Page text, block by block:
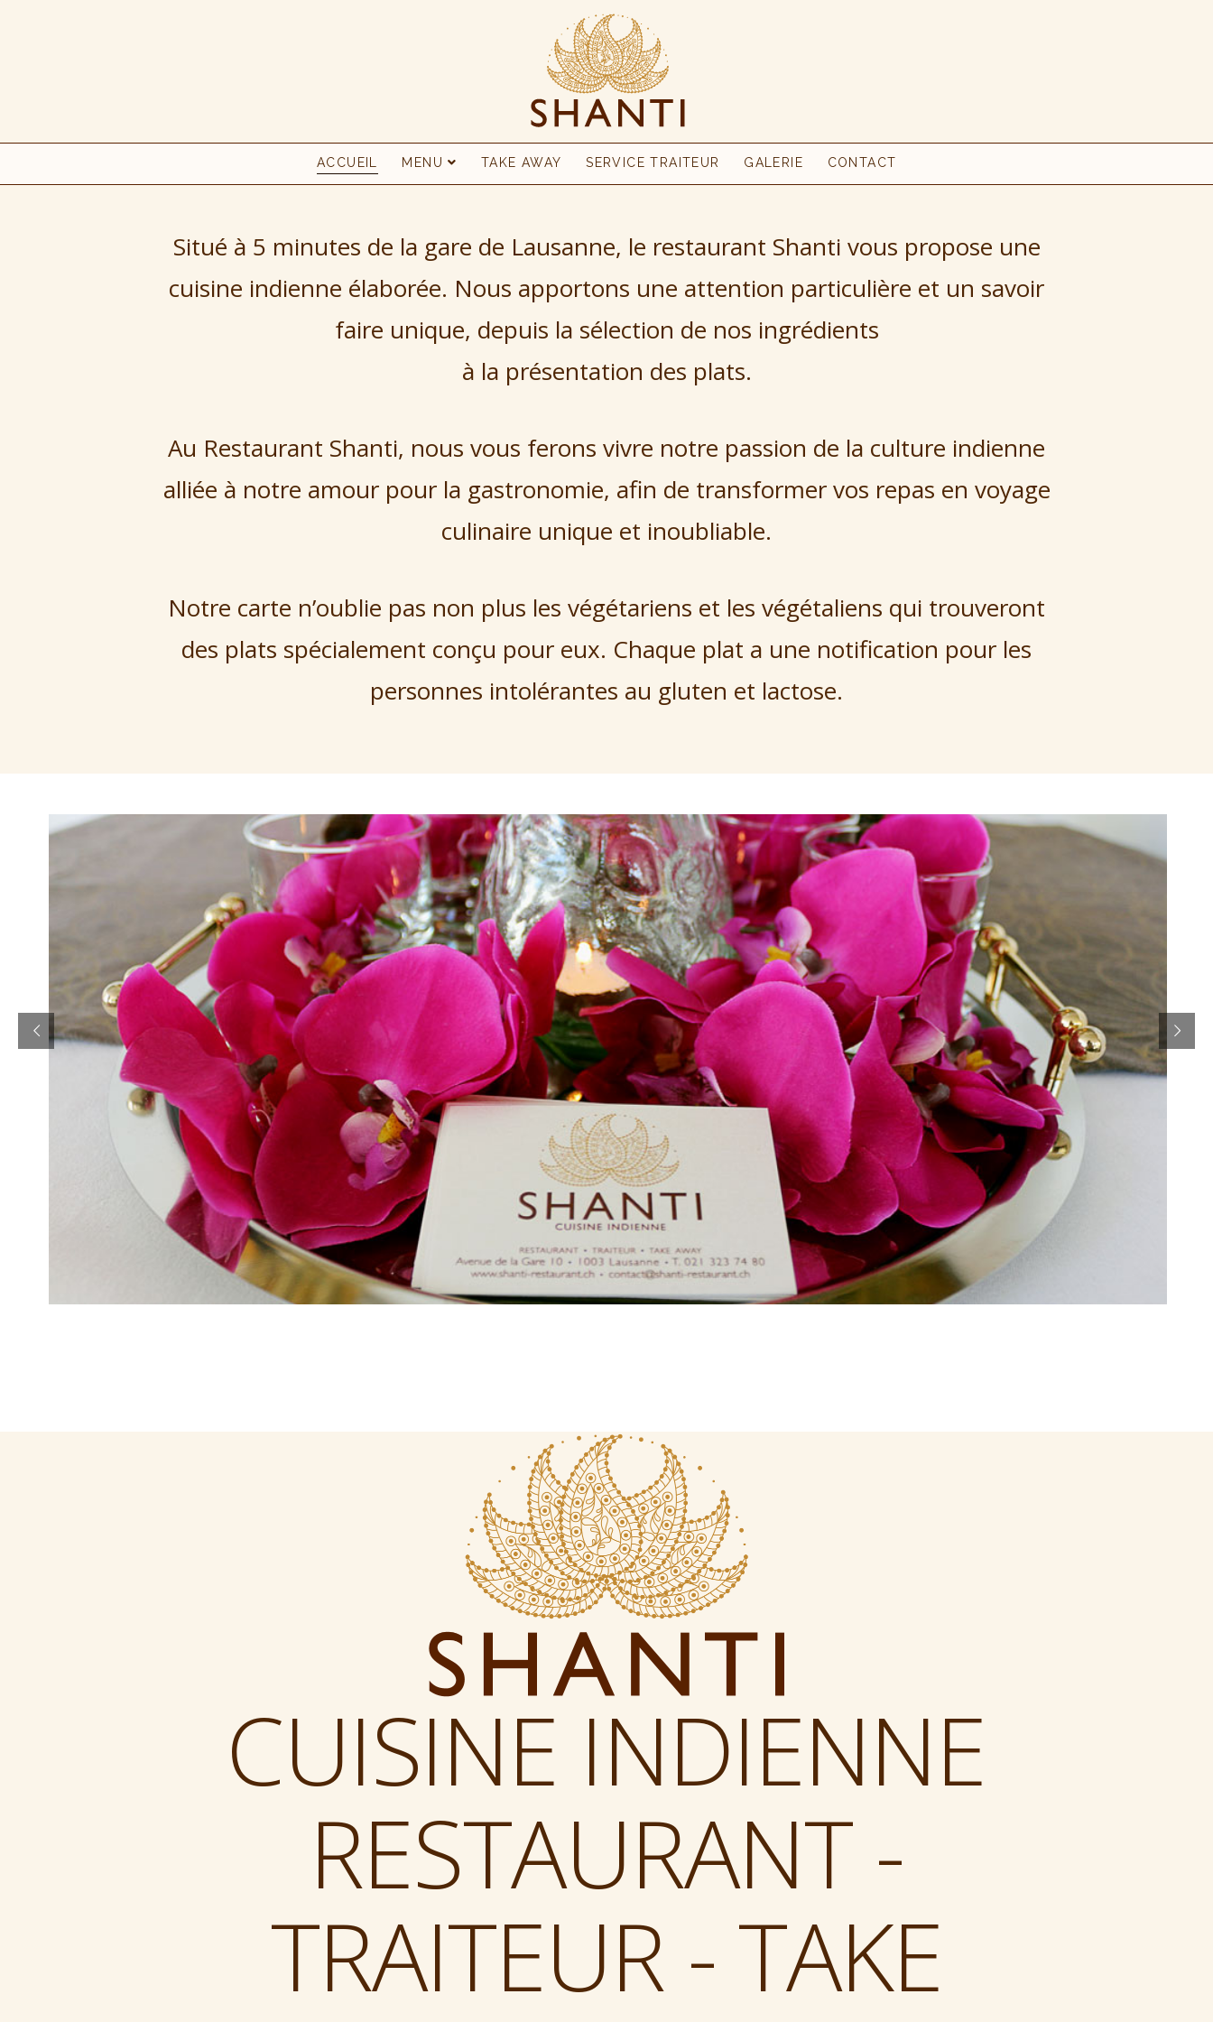
ACCUEIL MENU TAKE AWAY SERVICE TRAITEUR GALERIE CONTACT
Situé à 5 minutes de la gare de Lausanne, le restaurant Shanti vous propose une
cuisine indienne élaborée. Nous apportons une attention particulière et un savoir
faire unique, depuis la sélection de nos ingrédients
à la présentation des plats.
Au Restaurant Shanti, nous vous ferons vivre notre passion de la culture indienne
alliée à notre amour pour la gastronomie, afin de transformer vos repas en voyage
culinaire unique et inoubliable.
Notre carte n’oublie pas non plus les végétariens et les végétaliens qui trouveront
des plats spécialement conçu pour eux. Chaque plat a une notification pour les
personnes intolérantes au gluten et lactose.
CUISINE INDIENNE
RESTAURANT -
TRAITEUR - TAKE